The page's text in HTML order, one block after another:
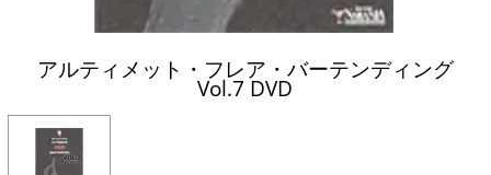
アルティメット・フレア・バーテンディング
Vol.7 DVD